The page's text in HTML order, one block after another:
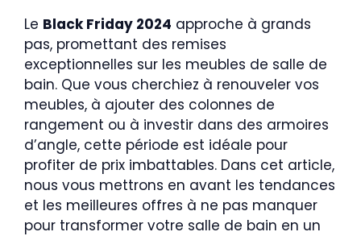
Le Black Friday 2024 approche à grands
pas, promettant des remises
exceptionnelles sur les meubles de salle de
bain. Que vous cherchiez à renouveler vos
meubles, à ajouter des colonnes de
rangement ou à investir dans des armoires
d’angle, cette période est idéale pour
profiter de prix imbattables. Dans cet article,
nous vous mettrons en avant les tendances
et les meilleures offres à ne pas manquer
pour transformer votre salle de bain en un